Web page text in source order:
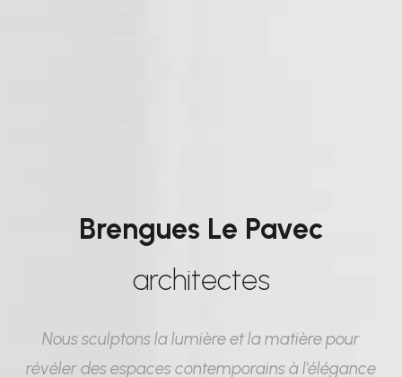
Brengues Le Pavec
architectes
Nous sculptons la lumière et la matière pour
révéler des espaces contemporains à l'élégance